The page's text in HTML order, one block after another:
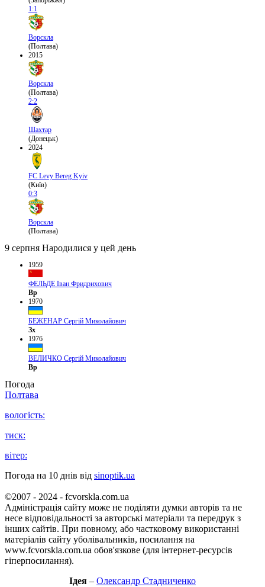
1:1
Ворскла
(Полтава)
2015
Ворскла
(Полтава)
2:2
Шахтар
(Донецьк)
2024
FC Levy Bereg Kyiv
(Київ)
0:3
Ворскла
(Полтава)
9 серпня Народилися у цей день
1959
ФЕЛЬДЕ Іван Фридрихович
Вр
1970
БЕЖЕНАР Сергій Миколайович
Зх
1976
ВЕЛИЧКО Сергій Миколайович
Вр
Погода
Полтава
вологість:
тиск:
вітер:
Погода на 10 днів від sinoptik.ua
©2007 - 2024 - fcvorskla.com.ua
Адміністрація сайту може не поділяти думки авторів та не
несе відповідальності за авторські матеріали та передрук з
інших сайтів. При повному, або частковому використанні
матеріалів сайту уболівальників, посилання на
www.fcvorskla.com.ua обов'язкове (для інтернет-ресурсів
гіперпосилання).
Ідея – Олександр Стадниченко